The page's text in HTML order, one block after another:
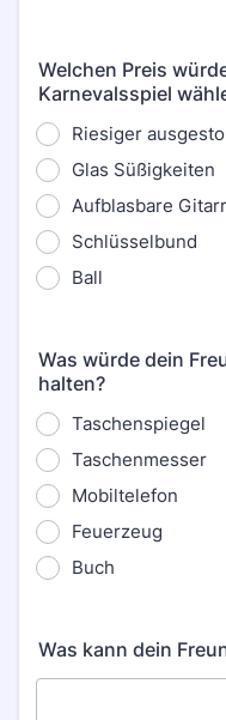
Welchen Preis
Karnevalsspiel
Riesiger
Glas Süßigkeiten
Aufblasbare
Schlüsselbund
Ball
Was würde dein
halten?
Taschenspiegel
Taschenmesser
Mobiltelefon
Feuerzeug
Buch
Was kann dein